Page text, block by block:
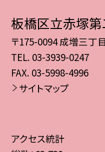
板橋区立赤塚
〒175-0094 成増三丁
TEL. 03-3939-0247
FAX. 03-5998-4996
サイトマップ
アクセス統計